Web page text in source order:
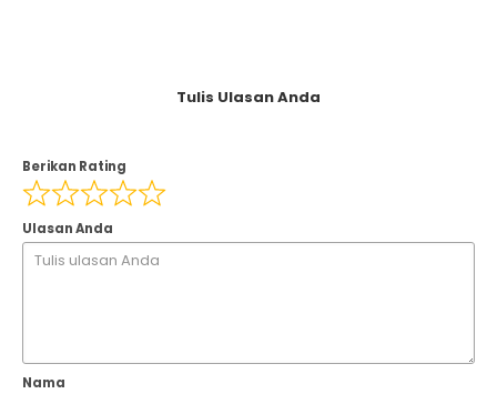
Tulis Ulasan Anda
Berikan Rating
Ulasan Anda
Nama